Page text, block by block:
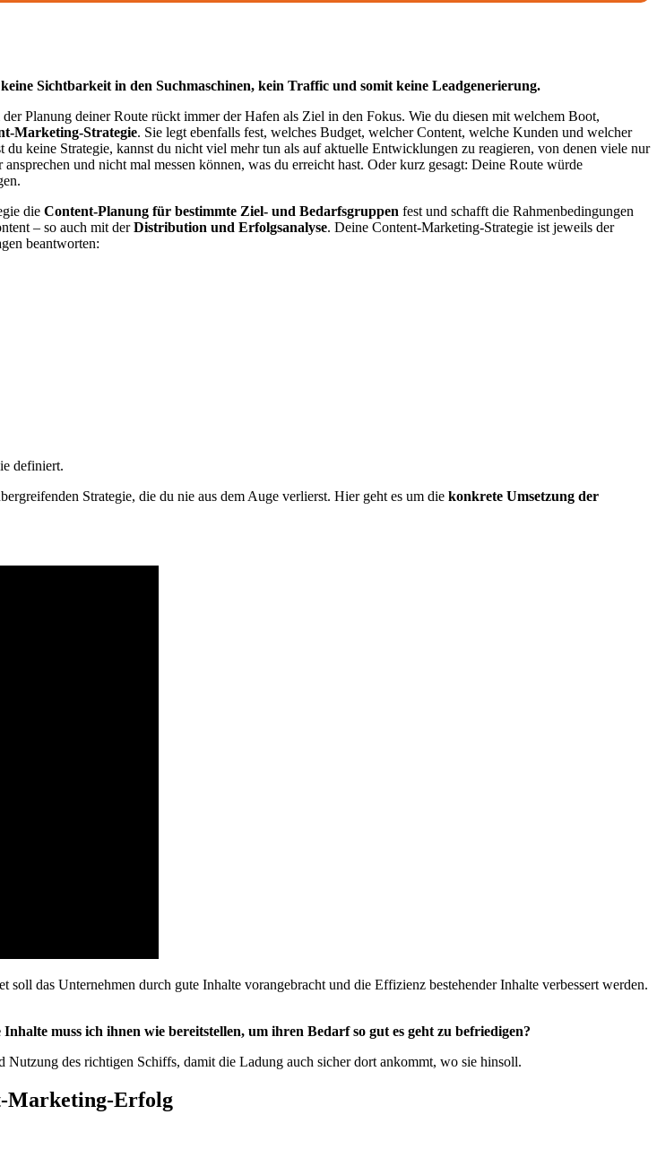
Sichtbarkeit in den Suchmaschinen, kein Traffic und somit keine Leadgenerierung.
Planung deiner Route rückt immer der Hafen als Ziel in den Fokus. Wie du diesen mit welchem Boot,
Marketing-Strategie. Sie legt ebenfalls fest, welches Budget, welcher Content, welche Kunden und welcher
du keine Strategie, kannst du nicht viel mehr tun als auf aktuelle Entwicklungen zu reagieren, von denen viele nur
und nicht mal messen können, was du erreicht hast. Oder kurz gesagt: Deine Route würde
die Content-Planung für bestimmte Ziel- und Bedarfsgruppen fest und schafft die Rahmenbedingungen
– so auch mit derDistribution und Erfolgsanalyse. Deine Content-Marketing-Strategie ist jeweils der
beantworten:
definiert.
Strategie, die du nie aus dem Auge verlierst. Hier geht es um die konkrete Umsetzung der
das Unternehmen durch gute Inhalte vorangebracht und die Effizienz bestehender Inhalte verbessert werden.
muss ich ihnen wie bereitstellen, um ihren Bedarf so gut es geht zu befriedigen?
des richtigen Schiffs, damit die Ladung auch sicher dort ankommt, wo sie hinsoll.
Marketing-Erfolg